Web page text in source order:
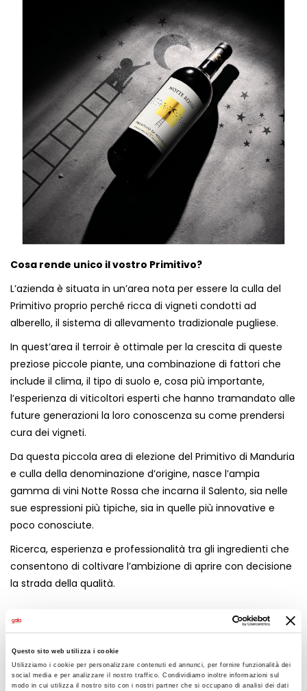
Questo sito web utilizza i cookie
Utilizziamo i cookie per personalizzare contenuti ed annunci, per fornire funzionalità dei
social media e per analizzare il nostro traffico. Condividiamo inoltre informazioni sul
modo in cui utilizza il nostro sito con i nostri partner che si occupano di analisi dei dati
Cosa rende unico il vostro Primitivo?
L’azienda è situata in un’area nota per essere la culla del
Primitivo proprio perché ricca di vigneti condotti ad
alberello, il sistema di allevamento tradizionale pugliese.
In quest’area il terroir è ottimale per la crescita di queste
preziose piccole piante, una combinazione di fattori che
include il clima, il tipo di suolo e, cosa più importante,
l’esperienza di viticoltori esperti che hanno tramandato alle
future generazioni la loro conoscenza su come prendersi
cura dei vigneti.
Da questa piccola area di elezione del Primitivo di Manduria
e culla della denominazione d’origine, nasce l’ampia
gamma di vini Notte Rossa che incarna il Salento, sia nelle
sue espressioni più tipiche, sia in quelle più innovative e
poco conosciute.
Ricerca, esperienza e professionalità tra gli ingredienti che
consentono di coltivare l’ambizione di aprire con decisione
la strada della qualità.
Qual è lo stile del vostro Rosato?
Colore tenue, lieve, che seduce non solo grazie alla
delicata nuance, ma anche con le gentilezze dell’uva
Primitivo. Uno stile che si potrebbe definire provenzale, ma